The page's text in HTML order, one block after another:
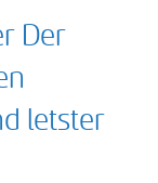
Der
letster